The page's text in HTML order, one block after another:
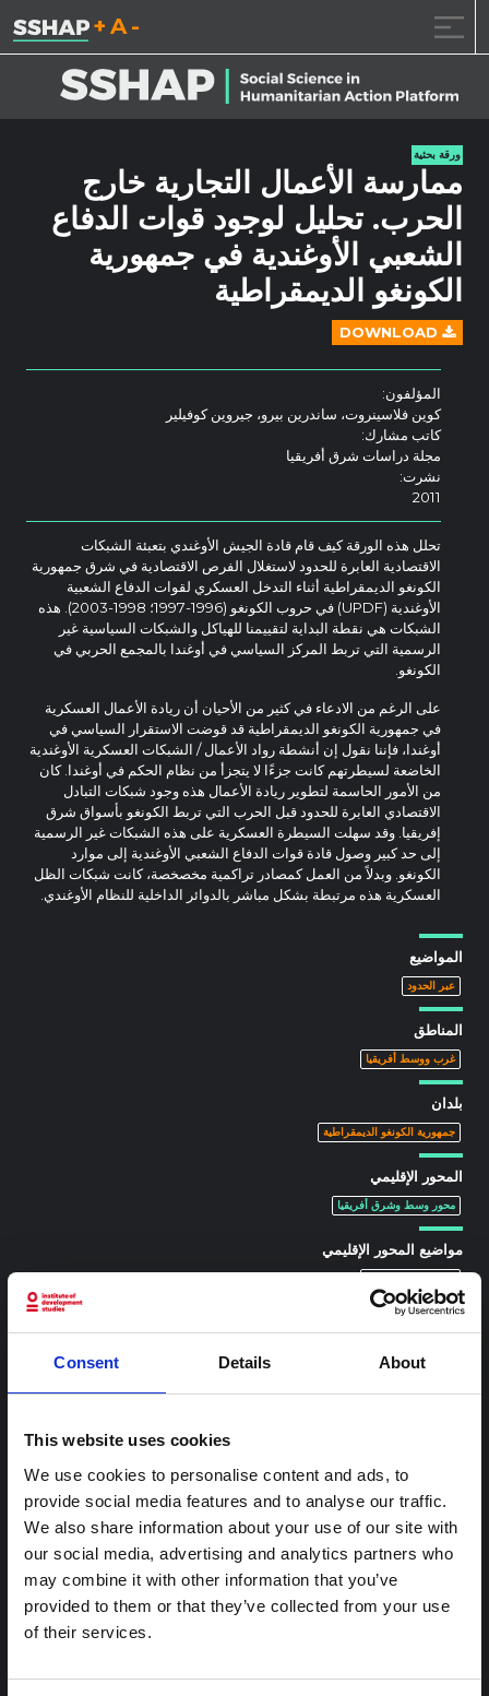
Consent Details About
This website uses cookies
We use cookies to personalise content and ads, to
provide social media features and to analyse our traffic.
We also share information about your use of our site with
our social media, advertising and analytics partners who
may combine it with other information that you’ve
provided to them or that they’ve collected from your use
of their services.
تقليل حجم الخط.
إعادة ضبط حجم
زيادة حجم
ورقة بحثية
ممارسة الأعمال التجارية خارج
الحرب. تحليل لوجود قوات الدفاع
الشعبي الأوغندية في جمهورية
الكونغو الديمقراطية
DOWNLOAD
المؤلفون:
كوين فلاسينروت، ساندرين بيرو، جيروين كوفيلير
كاتب مشارك:
مجلة دراسات شرق أفريقيا
نشرت:
2011
تحلل هذه الورقة كيف قام قادة الجيش الأوغندي بتعبئة الشبكات
الاقتصادية العابرة للحدود لاستغلال الفرص الاقتصادية في شرق جمهورية
الكونغو الديمقراطية أثناء التدخل العسكري لقوات الدفاع الشعبية
الأوغندية (UPDF) في حروب الكونغو (1996-1997؛ 1998-2003). هذه
الشبكات هي نقطة البداية لتقييمنا للهياكل والشبكات السياسية غير
الرسمية التي تربط المركز السياسي في أوغندا بالمجمع الحربي في
الكونغو.
على الرغم من الادعاء في كثير من الأحيان أن ريادة الأعمال العسكرية
في جمهورية الكونغو الديمقراطية قد قوضت الاستقرار السياسي في
أوغندا، فإننا نقول إن أنشطة رواد الأعمال / الشبكات العسكرية الأوغندية
الخاضعة لسيطرتهم كانت جزءًا لا يتجزأ من نظام الحكم في أوغندا. كان
من الأمور الحاسمة لتطوير ريادة الأعمال هذه وجود شبكات التبادل
الاقتصادي العابرة للحدود قبل الحرب التي تربط الكونغو بأسواق شرق
إفريقيا. وقد سهلت السيطرة العسكرية على هذه الشبكات غير الرسمية
إلى حد كبير وصول قادة قوات الدفاع الشعبي الأوغندية إلى موارد
الكونغو. وبدلاً من العمل كمصادر تراكمية مخصخصة، كانت شبكات الظل
العسكرية هذه مرتبطة بشكل مباشر بالدوائر الداخلية للنظام الأوغندي.
المواضيع
عبر الحدود
المناطق
غرب ووسط أفريقيا
بلدان
جمهورية الكونغو الديمقراطية
المحور الإقليمي
محور وسط وشرق أفريقيا
مواضيع المحور الإقليمي
معرف الهوية الرقمي:
https://doi.org/10.1080/17531055.2012.664701
ملاحظة سياقية: ممارسات الجنازة في إيتوري
هذه المذكرة هي الثانية التي ينتجها "التجمع من أجل إيتوري"، وهي
شبكة غير رسمية يقودها بشكل أساسي علماء اجتماعيون يقدمون
معلومات سياقية للاستجابة لتفشي إيبولا بونديبوغيو في إيتوري،
شرق جمهورية الكونغو الديمقراطية. توسع هذه المذكرة في ...
هال للعلوم المفتوحة
2026